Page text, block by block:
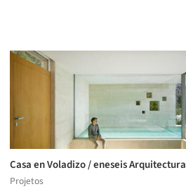
Casa en Voladizo / eneseis Arquitectura
Projetos